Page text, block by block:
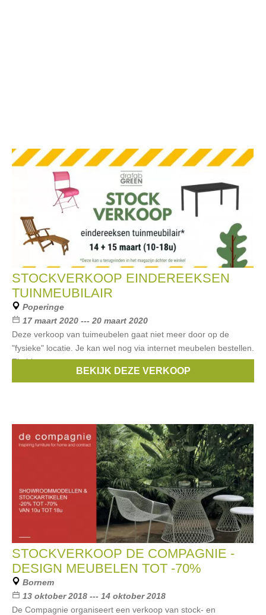
STOCKVERKOOP EINDEREEKSEN
TUINMEUBILAIR
Poperinge
17 maart 2020 --- 20 maart 2020
Deze verkoop van tuimeubelen gaat niet meer door op de
"fysieke" locatie. Je kan wel nog via internet meubelen bestellen.
Zie hier.
fatboy,joli,Royal Botania,Manutti
BEKIJK DEZE VERKOOP
STOCKVERKOOP DE COMPAGNIE -
DESIGN MEUBELEN TOT -70%
Bornem
13 oktober 2018 --- 14 oktober 2018
De Compagnie organiseert een verkoop van stock- en